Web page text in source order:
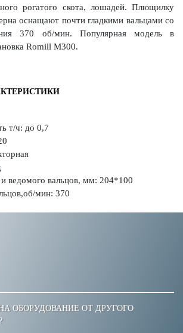
ОБОРУДОВАНИЕ ОТ ДРУГОГО
рогатого скота, лошадей. Плющилку
оснащают почти гладкими вальцами со
370 об/мин. Популярная модель в
Romill M300.
т/ч: до 0,7
ведомого вальцов, мм: 204*100
мин: 370